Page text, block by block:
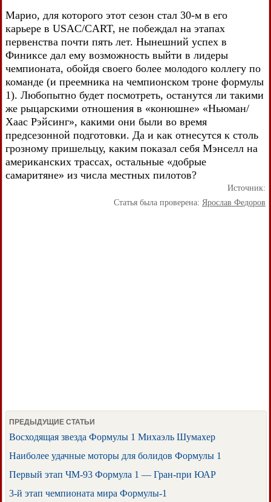
Марио, для которого этот сезон стал 30-м в его
карьере в USAC/CART, не побеждал на этапах
первенства почти пять лет. Нынешний успех в
Финиксе дал ему возможность выйти в лидеры
чемпионата, обойдя своего более молодого коллегу по
команде (и преемника на чемпионском троне формулы
1). Любопытно будет посмотреть, останутся ли такими
же рыцарскими отношения в «конюшне» «Ньюман/
Хаас Рэйсинг», какими они были во время
предсезонной подготовки. Да и как отнесутся к столь
грозному пришельцу, каким показал себя Мэнселл на
американских трассах, остальные «добрые
самаритяне» из числа местных пилотов?
Источник:
Статья была проверена: Ярослав Федоров
ПРЕДЫДУЩИЕ СТАТЬИ
Восходящая звезда Формулы 1 Михаэль Шумахер
Наиболее удачные моторы для болидов Формулы 1
Первый этап ЧМ-93 Формула 1 — Гран-при ЮАР
3-й этап чемпионата мира Формулы-1